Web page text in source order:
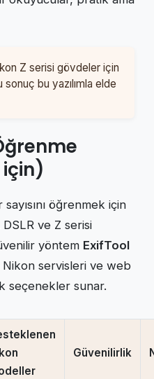
Z serisi gövdeler için
sonuç bu yazılımla elde
için)
öğrenmek için
ve Z serisi
yöntem ExifTool
Nikon servisleri ve web
seçenekler sunar.
Güvenilirlik